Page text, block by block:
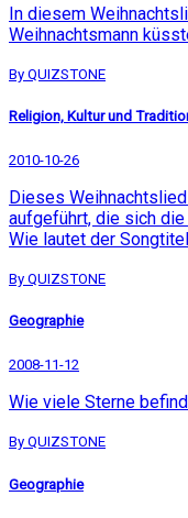
In diesem
Weihnachtsmann
By QUIZSTONE
Religion, Kultur und
2010-10-26
Dieses
aufgeführt, die sich
Wie lautet der
By QUIZSTONE
Geographie
2008-11-12
Wie viele Sterne
By QUIZSTONE
Geographie